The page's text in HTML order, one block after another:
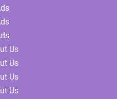
Us
Us
Us
Us